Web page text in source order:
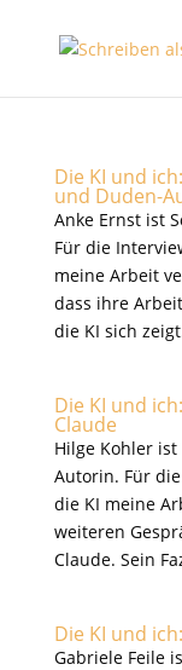
Die KI und
und Duden-
Anke Ernst ist
Für die
meine Arbeit
dass ihre
die KI sich
Die KI und
Claude
Hilge Kohler
Autorin. Für
die KI meine
weiteren
Claude. Sein
Die KI und
Gabriele Feile